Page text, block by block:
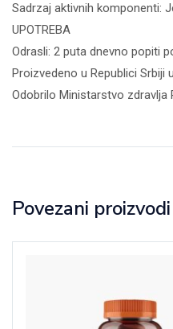
Sadrzaj aktivnih komponenti:
UPOTREBA
Odrasli: 2 puta dnevno popiti
Proizvedeno u Republici Srbiji
Odobrilo Ministarstvo zdravlja
Povezani proizvodi